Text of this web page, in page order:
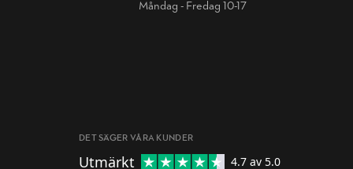
Måndag - Fredag 10-17
DET SÄGER VÅRA KUNDER
Utmärkt 4.7 av 5.0